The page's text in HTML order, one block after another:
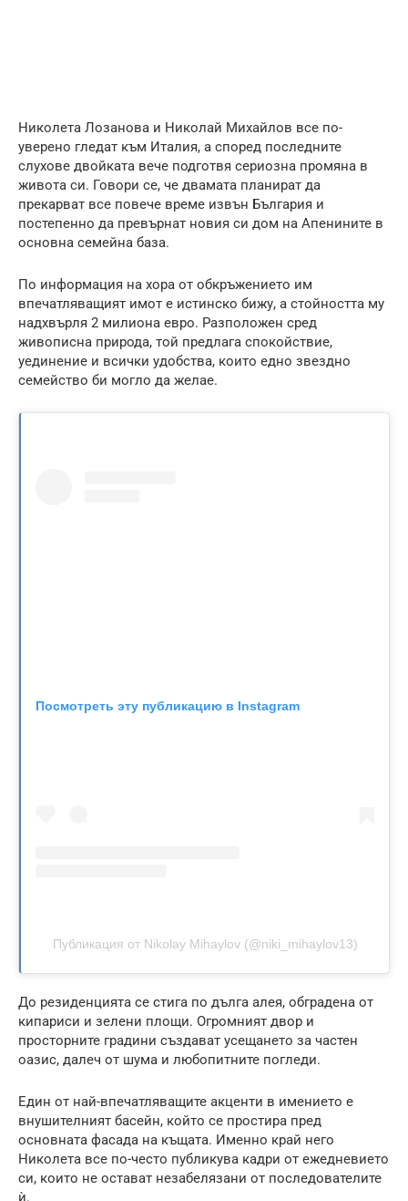
Николета Лозанова и Николай Михайлов все по-
уверено гледат към Италия, а според последните
слухове двойката вече подготвя сериозна промяна в
живота си. Говори се, че двамата планират да
прекарват все повече време извън България и
постепенно да превърнат новия си дом на Апенините в
основна семейна база.
По информация на хора от обкръжението им
впечатляващият имот е истинско бижу, а стойността му
надхвърля 2 милиона евро. Разположен сред
живописна природа, той предлага спокойствие,
уединение и всички удобства, които едно звездно
семейство би могло да желае.
Посмотреть эту публикацию в Instagram
Публикация от Nikolay Mihaylov (@niki_mihaylov13)
До резиденцията се стига по дълга алея, обградена от
кипариси и зелени площи. Огромният двор и
просторните градини създават усещането за частен
оазис, далеч от шума и любопитните погледи.
Един от най-впечатляващите акценти в имението е
внушителният басейн, който се простира пред
основната фасада на къщата. Именно край него
Николета все по-често публикува кадри от ежедневието
си, които не остават незабелязани от последователите
ѝ.